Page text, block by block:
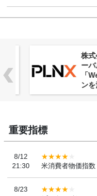
株式
ーバル
「
ンを決
重要指標
8/12
21:30
米消費者物価指
8/23